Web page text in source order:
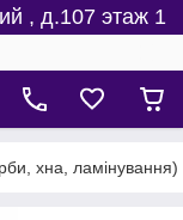
, д.107 этаж 1
хна, ламінування)